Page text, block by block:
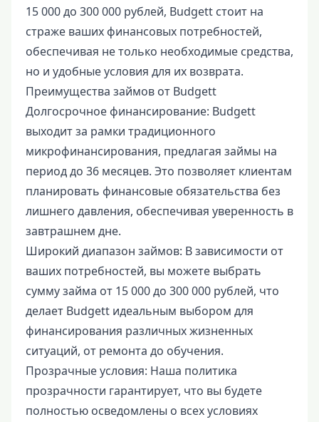
15 000 до 300 000 рублей, Budgett стоит на
страже ваших финансовых потребностей,
обеспечивая не только необходимые средства,
но и удобные условия для их возврата.
Преимущества займов от Budgett
Долгосрочное финансирование: Budgett
выходит за рамки традиционного
микрофинансирования, предлагая займы на
период до 36 месяцев. Это позволяет клиентам
планировать финансовые обязательства без
лишнего давления, обеспечивая уверенность в
завтрашнем дне.
Широкий диапазон займов: В зависимости от
ваших потребностей, вы можете выбрать
сумму займа от 15 000 до 300 000 рублей, что
делает Budgett идеальным выбором для
финансирования различных жизненных
ситуаций, от ремонта до обучения.
Прозрачные условия: Наша политика
прозрачности гарантирует, что вы будете
полностью осведомлены о всех условиях